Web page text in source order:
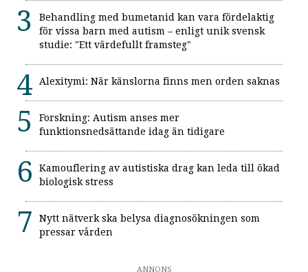
Behandling med bumetanid kan vara fördelaktig
för vissa barn med autism – enligt unik svensk
studie: "Ett värdefullt framsteg"
Alexitymi: När känslorna finns men orden saknas
Forskning: Autism anses mer
funktionsnedsättande idag än tidigare
Kamouflering av autistiska drag kan leda till ökad
biologisk stress
Nytt nätverk ska belysa diagnosökningen som
pressar vården
ANNONS